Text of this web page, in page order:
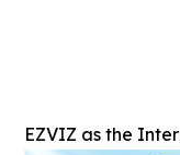
EZVIZ as the